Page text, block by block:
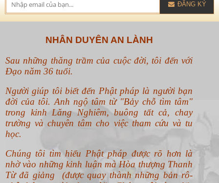
Thiện nguyện Tây nguyên cuối năm 2016
ĐĂNG KÝ
NHÂN DUYÊN AN LÀNH
Sau những thăng trầm của cuộc đời, tôi đến với
Đạo năm 36 tuổi.